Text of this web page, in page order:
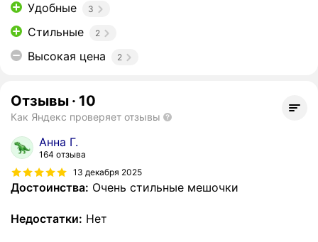
Удобные 3
Стильные 2
Высокая цена 2
Отзывы · 10
Как Яндекс проверяет отзывы
Анна Г.
164 отзыва
13 декабря 2025
Достоинства: Очень стильные мешочки
Недостатки: Нет